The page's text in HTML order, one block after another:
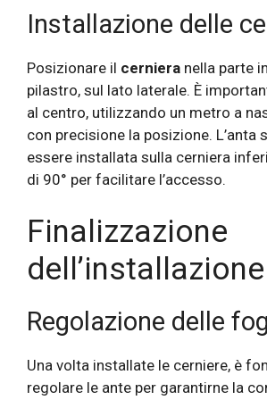
Installazione delle
Posizionare il cerniera nella parte
pilastro, sul lato laterale. È
al centro, utilizzando un metro a
con precisione la posizione. L’anta
essere installata sulla cerniera
di 90° per facilitare l’accesso.
Finalizzazione
dell’installazione
Regolazione delle
Una volta installate le cerniere, è
regolare le ante per garantirne la